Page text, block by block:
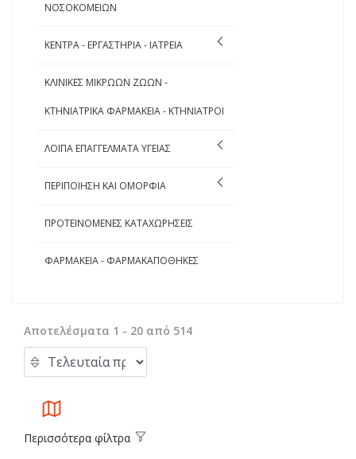
ΝΟΣΟΚΟΜΕΙΩΝ
ΚΕΝΤΡΑ - ΕΡΓΑΣΤΗΡΙΑ - ΙΑΤΡΕΙΑ
ΚΛΙΝΙΚΕΣ ΜΙΚΡΩΩΝ ΖΩΩΝ -
ΚΤΗΝΙΑΤΡΙΚΑ ΦΑΡΜΑΚΕΙΑ - ΚΤΗΝΙΑΤΡΟΙ
ΛΟΙΠΑ ΕΠΑΓΓΕΛΜΑΤΑ ΥΓΕΙΑΣ
ΠΕΡΙΠΟΙΗΣΗ ΚΑΙ ΟΜΟΡΦΙΑ
ΠΡΟΤΕΙΝΟΜΕΝΕΣ ΚΑΤΑΧΩΡΗΣΕΙΣ
ΦΑΡΜΑΚΕΙΑ - ΦΑΡΜΑΚΑΠΟΘΗΚΕΣ
Αποτελέσματα 1 - 20 από 514
Περισσότερα φίλτρα